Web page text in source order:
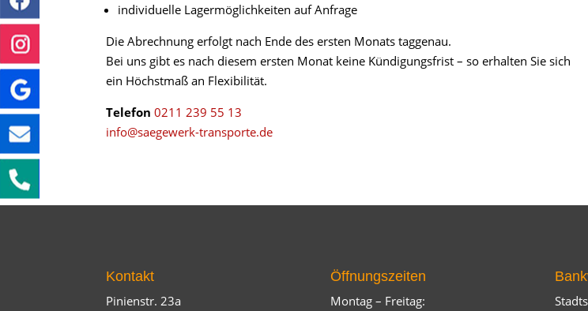
individuelle Lagermöglichkeiten auf Anfrage
Die Abrechnung erfolgt nach Ende des ersten Monats taggenau.
Bei uns gibt es nach diesem ersten Monat keine Kündigungsfrist – so erhalten Sie sich
ein Höchstmaß an Flexibilität.
Telefon 0211 239 55 13
info@saegewerk-transporte.de
Kontakt
Pinienstr. 23a
Öffnungszeiten
Montag – Freitag: